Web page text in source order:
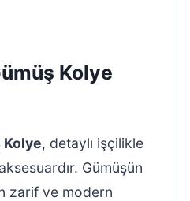
Kolye
Kolye, detaylı işçilikle
Gümüşün
zarif ve modern